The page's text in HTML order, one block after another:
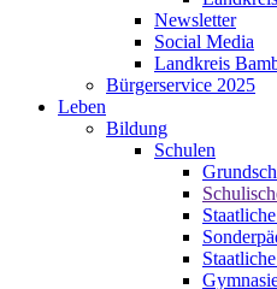
Newsletter
Social Media
Landkreis
Bürgerservice 2025
Leben
Bildung
Schulen